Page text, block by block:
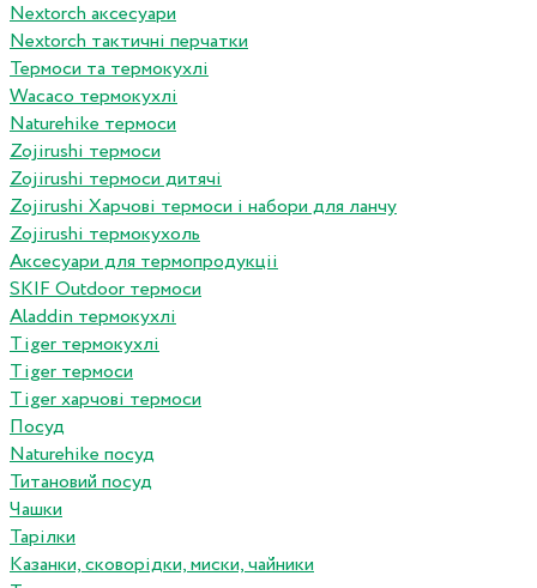
Nextorch аксесуари
Nextorch тактичні перчатки
Термоси та термокухлі
Wacaco термокухлі
Naturehike термоси
Zojirushi термоси
Zojirushi термоси дитячі
Zojirushi Харчові термоси і набори для ланчу
Zojirushi термокухоль
Аксесуари для термопродукціі
SKIF Outdoor термоси
Aladdin термокухлі
Tiger термокухлі
Tiger термоси
Tiger харчові термоси
Посуд
Naturehike посуд
Титановий посуд
Чашки
Тарілки
Казанки, сковорідки, миски, чайники